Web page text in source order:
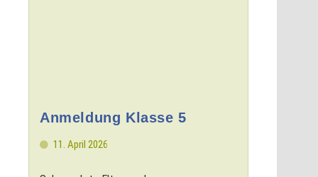
Anmeldung Klasse 5
11. April 2026